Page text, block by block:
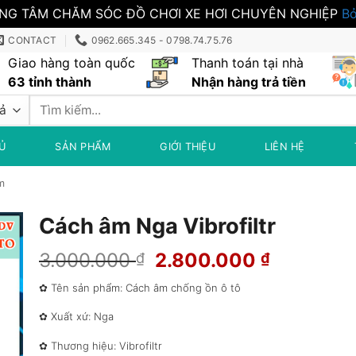
TÂM CHĂM SÓC ĐỒ CHƠI XE HƠI CHUYÊN NGHIỆP
CONTACT 0962.665.345 - 0798.74.75.76
Giao hàng toàn quốc
63 tỉnh thành
Thanh toán tại nhà
Nhận hàng trả tiền
Tìm
SẢN PHẨM GIỚI THIỆU LIÊN HỆ
Cách âm Nga Vibrofiltr
3.000.000₫
Giá
gốc
là:
2.800.000₫Giá
✿ Tên sản phẩm: Cách âm chống ồn ô tô
✿ Xuất xứ: Nga
✿ Thương hiệu: Vibrofiltr